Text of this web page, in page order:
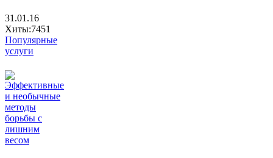
31.01.16
Хиты:7451
Популярные
услуги